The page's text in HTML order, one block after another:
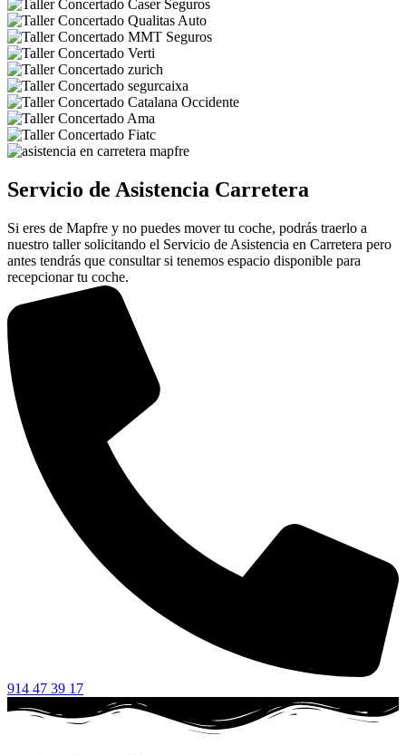
Servicio de Asistencia Carretera
Si eres de Mapfre y no puedes mover tu coche, podrás traerlo a
nuestro taller solicitando el Servicio de Asistencia en Carretera pero
antes tendrás que consultar si tenemos espacio disponible para
recepcionar tu coche.
914 47 39 17